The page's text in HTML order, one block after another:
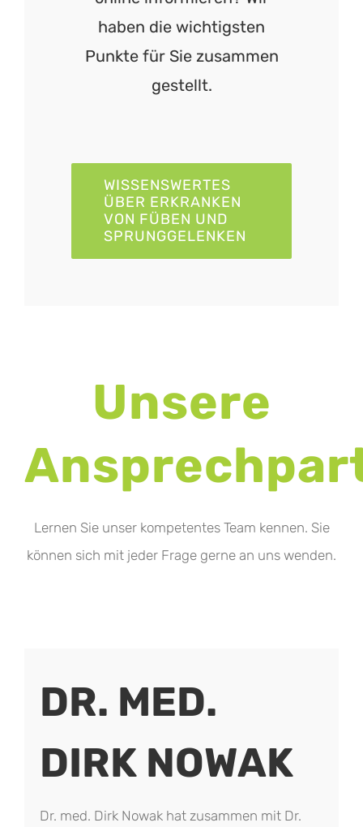
haben die wichtigsten
Punkte für Sie zusammen
gestellt.
WISSENSWERTES
ÜBER ERKRANKEN
VON FÜBEN UND
SPRUNGGELENKEN
Unsere
Lernen Sie unser kompetentes Team kennen. Sie
können sich mit jeder Frage gerne an uns wenden.
DR. MED.
DIRK NOWAK
Dr. med. Dirk Nowak hat zusammen mit Dr.